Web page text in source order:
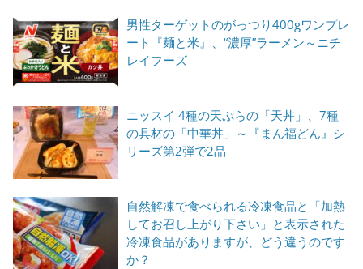
男性ターゲットのがっつり400gワンプレ
ート『麺と米』、“濃厚”ラーメン～ニチ
レイフーズ
ニッスイ 4種の天ぷらの「天丼」、7種
の具材の「中華丼」～『まん福どん』シ
リーズ第2弾で2品
自然解凍で食べられる冷凍食品と「加熱
してお召し上がり下さい」と表示された
冷凍食品がありますが、どう違うのです
か？